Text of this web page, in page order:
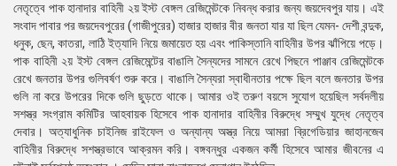
নেতৃত্বে পাক হানাদার বাহিনী ২য় ইস্ট বেঙ্গল রেজিমেন্টকে নিবন্ধ করার জন্য জয়দেবপুর যায়। এই
সংবাদ পাবার পর জয়দেবপুরের (গাজীপুরের) হাজার হাজার বীর জনতা যার যা ছিল যেমন- দেশী বন্দুক,
ধনুক, ছেন, কাতরা, লাঠি ইত্যাদি নিয়ে জমায়েত হয় এবং পাকিস্তানি বাহিনীর উপর ঝাঁপিয়ে পড়ে।
পাক বাহিনী ২য় ইস্ট বেঙ্গল রেজিমেন্টের বাঙালি সৈন্যদের সামনে রেখে পিছনে পাঞ্জাব রেজিমেন্টকে
রেখে জনতার উপর গুলিবর্ষণ শুরু করে। বাঙালি সৈন্যরা স্বাধীনতার পক্ষে ছিল বলে জনতার উপর
গুলি না করে উপরের দিকে গুলি ছুড়তে থাকে। আমার ওই তরুণ বয়সে সুযোগ হয়েছিল সর্বদলীয়
সশস্ত্র সংগ্রাম কমিটির আহবায়ক হিসেবে পাক হানাদার বাহিনীর বিরুদ্ধে সম্মুখ যুদ্ধে নেতৃত্ব
দেবার। অত্যাধুনিক চাইনিজ রাইফেল ও অন্যান্য অস্ত্র নিয়ে আমরা ব্রিগেডিয়ার জাহানজেব
বাহিনীর বিরুদ্ধে সশস্ত্রভাবে আক্রমন করি। বঙ্গবন্ধুর একজন কর্মী হিসেবে আমার জীবনের এ